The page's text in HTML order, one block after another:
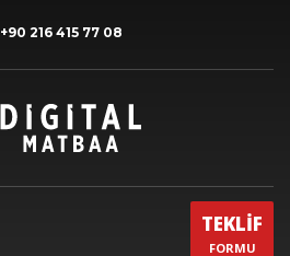
+90 216 415 77 08
TEKLİF
FORMU